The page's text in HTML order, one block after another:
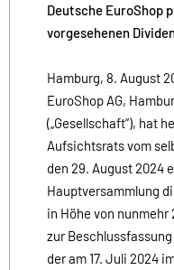
Deutsche EuroShop
vorgesehenen
Hamburg, 8. August
EuroShop AG,
(„Gesellschaft“), hat
Aufsichtsrats vom
den 29. August 2024
Hauptversammlung
in Höhe von
zur
der am 17. Juli 2024